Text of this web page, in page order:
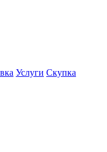
Услуги Скупка